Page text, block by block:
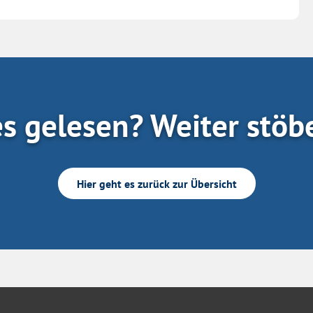
gelesen? Weiter
Hier geht es zurück zur Übersicht